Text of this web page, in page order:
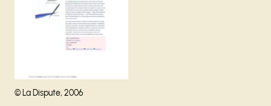
Droits réservés :
© La Dispute, 2006